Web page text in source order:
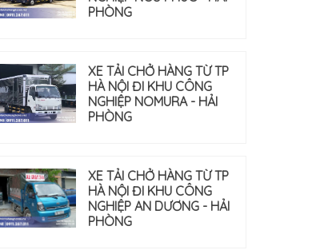
PHÒNG
XE TẢI CHỞ HÀNG TỪ TP
HÀ NỘI ĐI KHU CÔNG
NGHIỆP NOMURA - HẢI
PHÒNG
XE TẢI CHỞ HÀNG TỪ TP
HÀ NỘI ĐI KHU CÔNG
NGHIỆP AN DƯƠNG - HẢI
PHÒNG